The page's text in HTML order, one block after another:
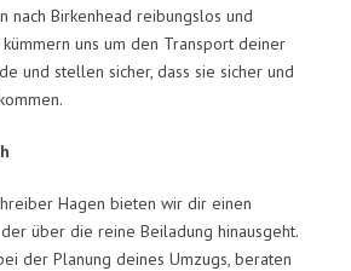
nach Birkenhead reibungslos und
uns um den Transport deiner
und stellen sicher, dass sie sicher und
Hagen bieten wir dir einen
über die reine Beiladung hinausgeht.
der Planung deines Umzugs, beraten